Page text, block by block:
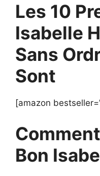
Les 10
Isabelle
Sans
Sont
[amazon
Bon